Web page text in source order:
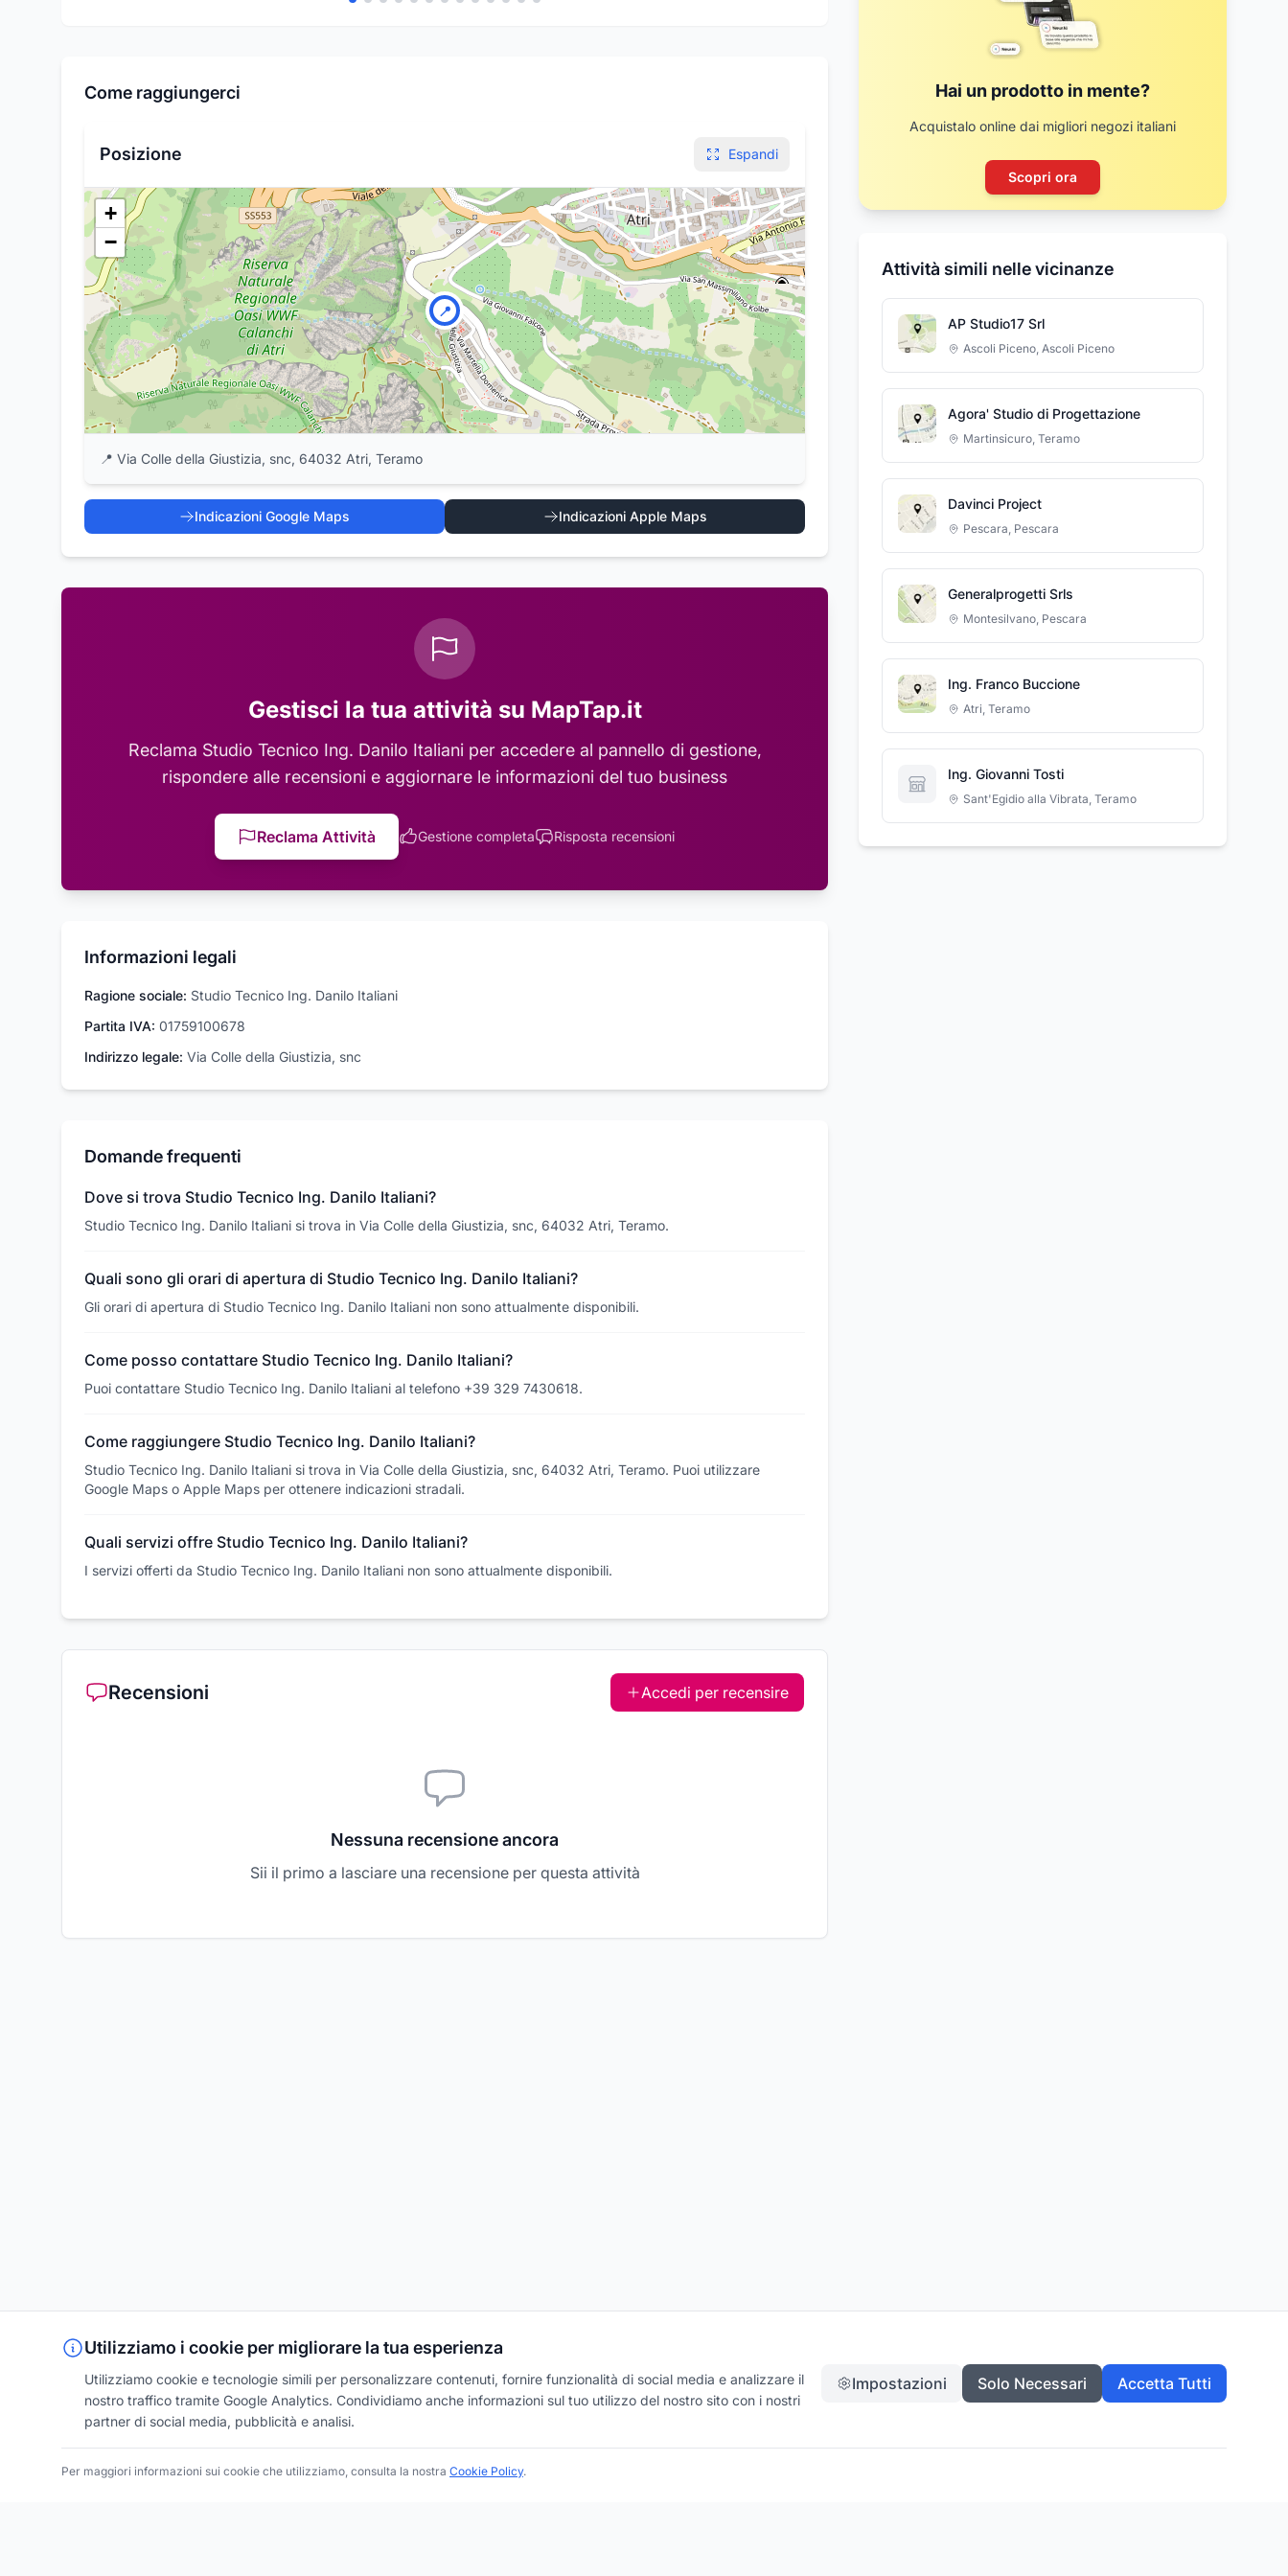
Come raggiungerci
Posizione Espandi
📍
+
−
📍 Via Colle della Giustizia, snc, 64032 Atri, Teramo
Indicazioni Google Maps Indicazioni Apple Maps
Gestisci la tua attività su MapTap.it
Reclama Studio Tecnico Ing. Danilo Italianiper accedere al pannello di gestione,
rispondere alle recensioni e aggiornare le informazioni del tuo business
Reclama Attività Gestione completa Risposta recensioni
Informazioni legali
Ragione sociale: Studio Tecnico Ing. Danilo Italiani
Partita IVA: 01759100678
Indirizzo legale: Via Colle della Giustizia, snc
Domande frequenti
Dove si trova Studio Tecnico Ing. Danilo Italiani?
Studio Tecnico Ing. Danilo Italiani si trova in Via Colle della Giustizia, snc, 64032 Atri, Teramo.
Quali sono gli orari di apertura di Studio Tecnico Ing. Danilo Italiani?
Gli orari di apertura di Studio Tecnico Ing. Danilo Italiani non sono attualmente disponibili.
Come posso contattare Studio Tecnico Ing. Danilo Italiani?
Puoi contattare Studio Tecnico Ing. Danilo Italiani al telefono +39 329 7430618.
Come raggiungere Studio Tecnico Ing. Danilo Italiani?
Studio Tecnico Ing. Danilo Italiani si trova in Via Colle della Giustizia, snc, 64032 Atri, Teramo. Puoi utilizzare
Google Maps o Apple Maps per ottenere indicazioni stradali.
Quali servizi offre Studio Tecnico Ing. Danilo Italiani?
I servizi offerti da Studio Tecnico Ing. Danilo Italiani non sono attualmente disponibili.
Recensioni Accedi per recensire
Nessuna recensione ancora
Sii il primo a lasciare una recensione per questa attività
Hai un prodotto in mente?
Acquistalo online dai migliori negozi italiani
Scopri ora
Attività simili nelle vicinanze
AP Studio17 Srl
Ascoli Piceno, Ascoli Piceno
Agora' Studio di Progettazione
Martinsicuro, Teramo
Davinci Project
Pescara, Pescara
Generalprogetti Srls
Montesilvano, Pescara
Ing. Franco Buccione
Atri, Teramo
Ing. Giovanni Tosti
Sant'Egidio alla Vibrata, Teramo
Utilizziamo i cookie per migliorare la tua esperienza
Utilizziamo cookie e tecnologie simili per personalizzare contenuti, fornire funzionalità di social media e analizzare il
nostro traffico tramite Google Analytics. Condividiamo anche informazioni sul tuo utilizzo del nostro sito con i nostri
partner di social media, pubblicità e analisi.
Impostazioni Solo Necessari Accetta Tutti
Per maggiori informazioni sui cookie che utilizziamo, consulta la nostra Cookie Policy.